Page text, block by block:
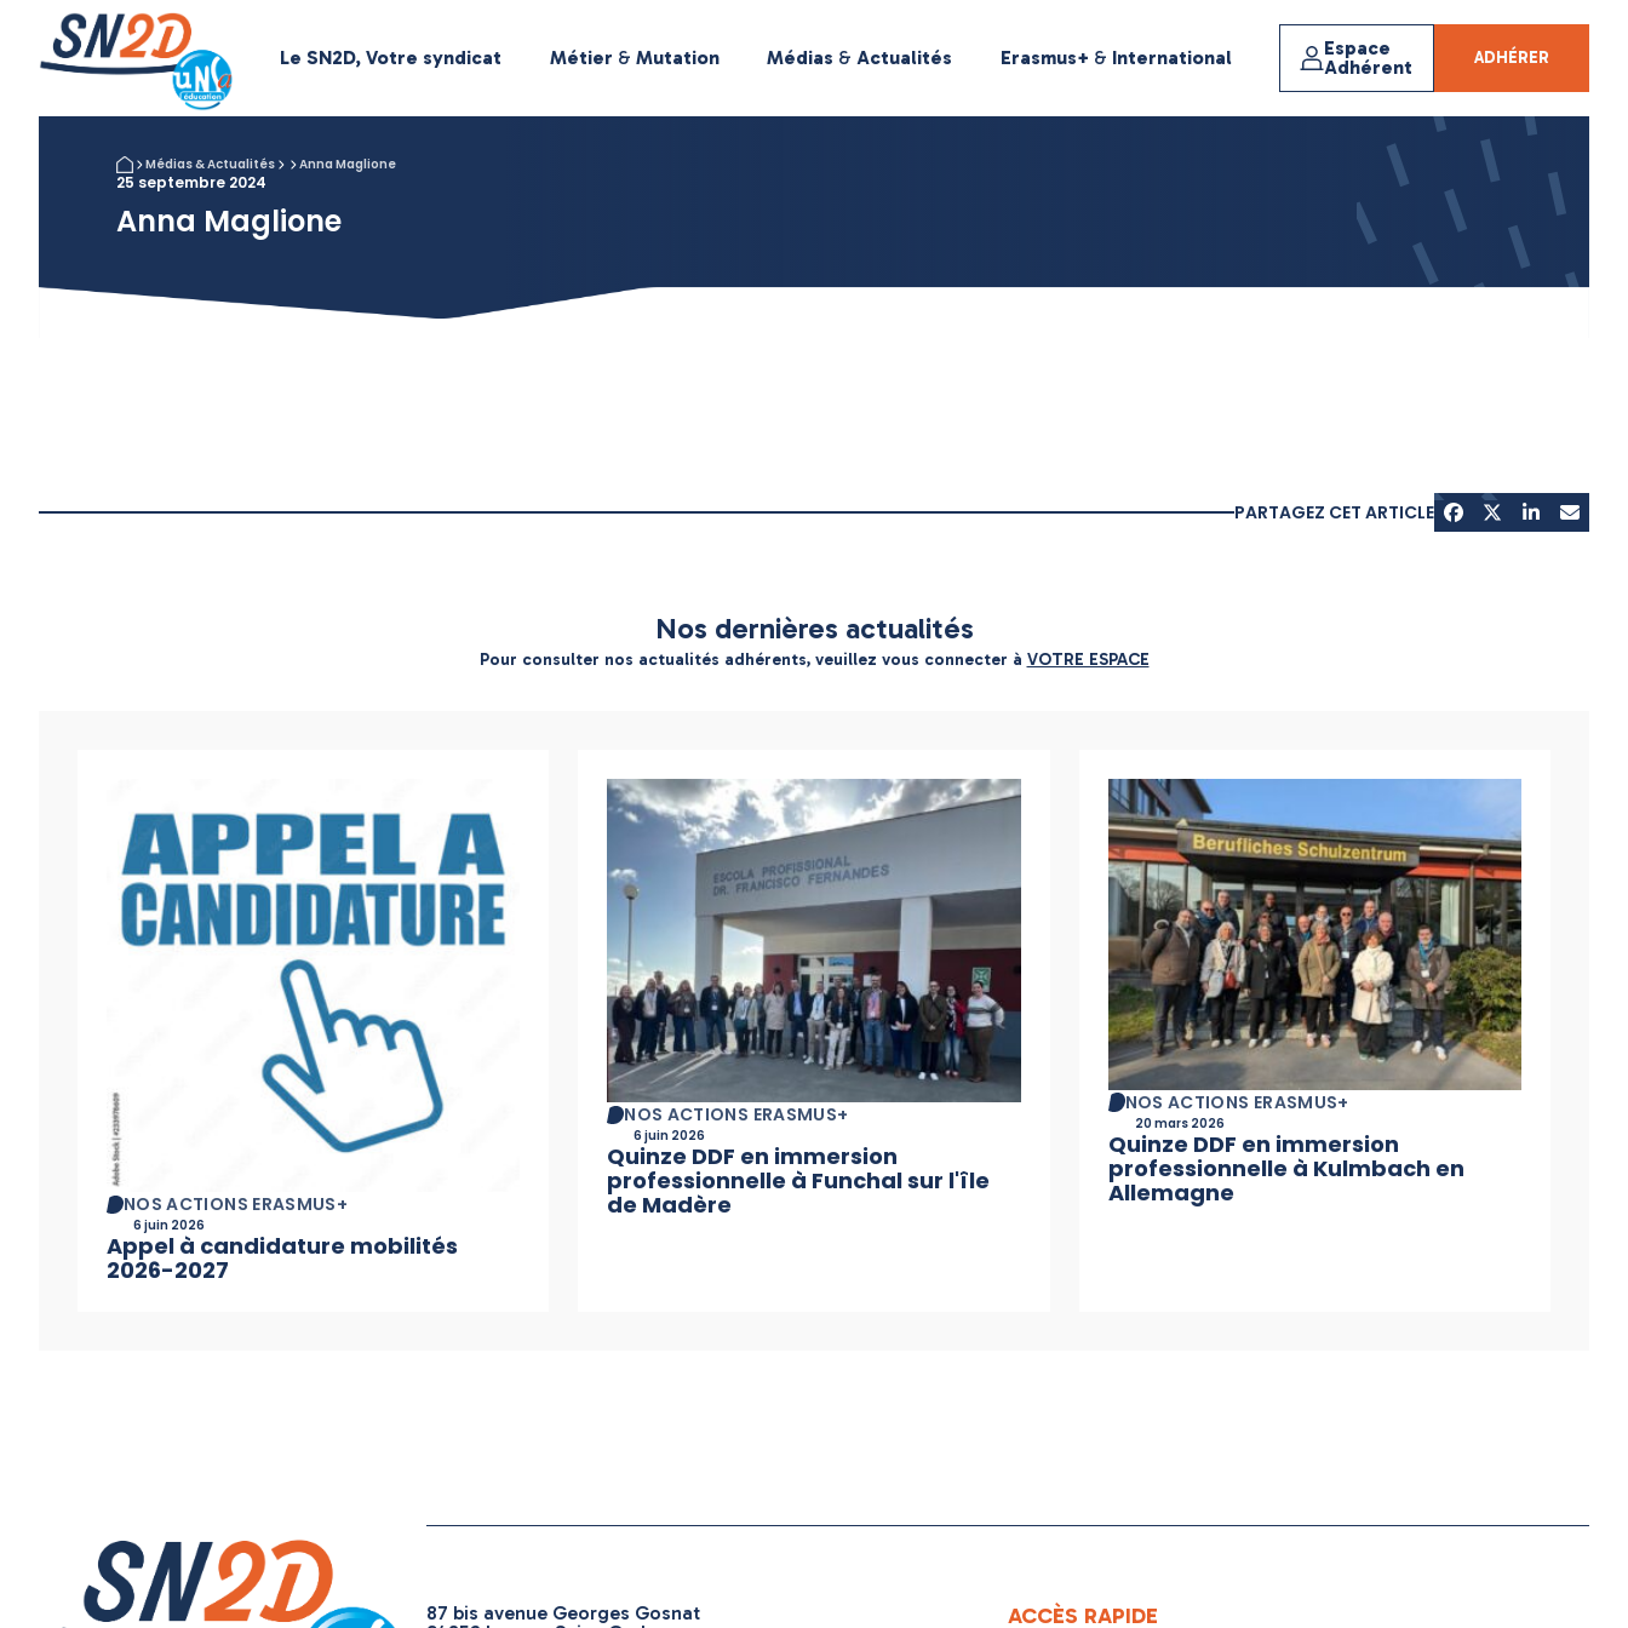
Le SN2D, Votre syndicat Métier & Mutation Médias &Actualités Erasmus+ & International
Espace
Adhérent
ADHÉRER
Médias & Actualités Anna Maglione
25 septembre 2024
Anna Maglione
PARTAGEZ CET ARTICLE
Nos dernières actualités
Pour consulter nos actualités adhérents, veuillez vous connecter à VOTRE ESPACE
NOS ACTIONS ERASMUS+
6 juin 2026
Appel à candidature mobilités
2026-2027
NOS ACTIONS ERASMUS+
6 juin 2026
Quinze DDF en immersion
professionnelle à Funchal sur l'île
de Madère
NOS ACTIONS ERASMUS+
20 mars 2026
Quinze DDF en immersion
professionnelle à Kulmbach en
Allemagne
87 bis avenue Georges Gosnat
ACCÈS RAPIDE